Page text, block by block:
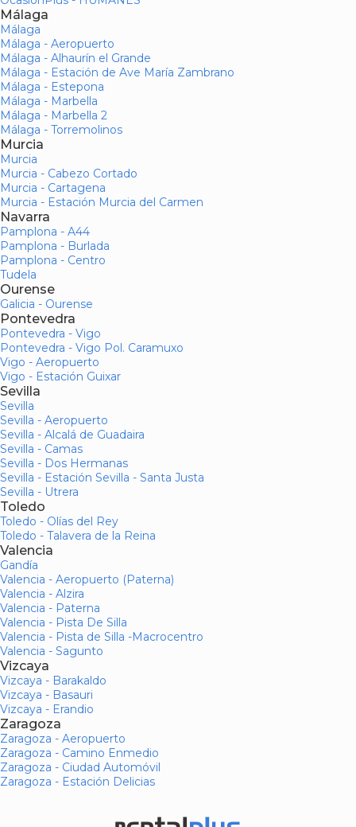
Málaga
Málaga
Málaga - Aeropuerto
Málaga - Alhaurín el Grande
Málaga - Estación de Ave María Zambrano
Málaga - Estepona
Málaga - Marbella
Málaga - Marbella 2
Málaga - Torremolinos
Murcia
Murcia
Murcia - Cabezo Cortado
Murcia - Cartagena
Murcia - Estación Murcia del Carmen
Navarra
Pamplona - A44
Pamplona - Burlada
Pamplona - Centro
Tudela
Ourense
Galicia - Ourense
Pontevedra
Pontevedra - Vigo
Pontevedra - Vigo Pol. Caramuxo
Vigo - Aeropuerto
Vigo - Estación Guixar
Sevilla
Sevilla
Sevilla - Aeropuerto
Sevilla - Alcalá de Guadaira
Sevilla - Camas
Sevilla - Dos Hermanas
Sevilla - Estación Sevilla - Santa Justa
Sevilla - Utrera
Toledo
Toledo - Olías del Rey
Toledo - Talavera de la Reina
Valencia
Gandía
Valencia - Aeropuerto (Paterna)
Valencia - Alzira
Valencia - Paterna
Valencia - Pista De Silla
Valencia - Pista de Silla -Macrocentro
Valencia - Sagunto
Vizcaya
Vizcaya - Barakaldo
Vizcaya - Basauri
Vizcaya - Erandio
Zaragoza
Zaragoza - Aeropuerto
Zaragoza - Camino Enmedio
Zaragoza - Ciudad Automóvil
Zaragoza - Estación Delicias